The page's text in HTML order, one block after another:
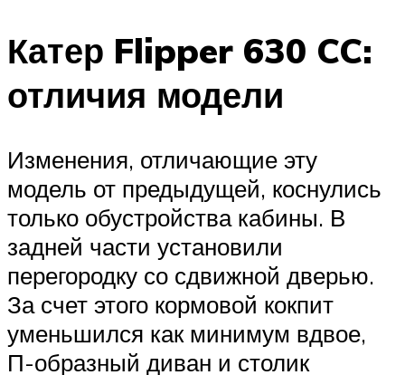
Катер Flipper 630 CC:
отличия модели
Изменения, отличающие эту
модель от предыдущей, коснулись
только обустройства кабины. В
задней части установили
перегородку со сдвижной дверью.
За счет этого кормовой кокпит
уменьшился как минимум вдвое,
П-образный диван и столик